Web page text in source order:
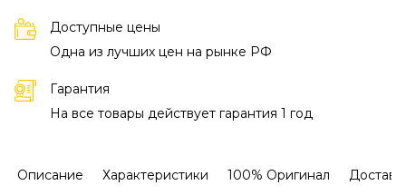
Доступные цены
Одна из лучших цен на рынке РФ
Гарантия
На все товары действует гарантия 1 год
Описание Характеристики 100% Оригинал